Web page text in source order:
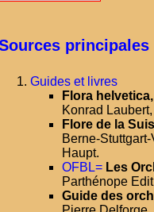
principales
Guides et livres
Flora
Konrad
Flore de la
Berne-
Haupt.
OFBL= Les
Parthénope
Guide des